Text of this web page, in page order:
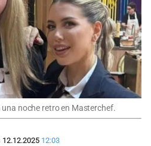
noche retro en Masterchef.
12.12.2025 12:03